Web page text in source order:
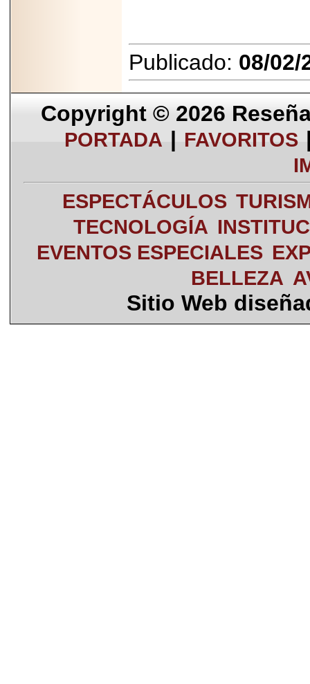
Publicado: 08/02/
Copyright © 2026
PORTADA | FAVORITOS
ESPECTÁCULOS
TECNOLOGÍA
EVENTOS ESPECIALES
BELLEZA
Sitio Web